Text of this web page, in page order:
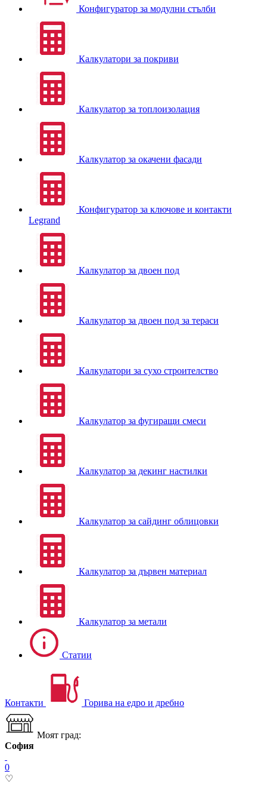
Конфигуратор за модулни стълби
Калкулатори за покриви
Калкулатор за топлоизолация
Калкулатор за окачени фасади
Конфигуратор за ключове и контакти
Legrand
Калкулатор за двоен под
Калкулатор за двоен под за тераси
Калкулатори за сухо строителство
Калкулатор за фугиращи смеси
Калкулатор за декинг настилки
Калкулатор за сайдинг облицовки
Калкулатор за дървен материал
Калкулатор за метали
Статии
Контакти Горива на едро и дребно
Моят град:
София
0
♡